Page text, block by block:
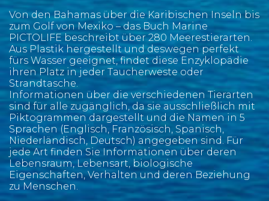
Von den Bahamas über die Karibischen Inseln bis
zum Golf von Mexiko – das Buch Marine
PICTOLIFE beschreibt über 280 Meerestierarten.
Aus Plastik hergestellt und deswegen perfekt
fürs Wasser geeignet, findet diese Enzyklopädie
ihren Platz in jeder Taucherweste oder
Strandtasche.
Informationen über die verschiedenen Tierarten
sind für alle zugänglich, da sie ausschließlich mit
Piktogrammen dargestellt und die Namen in 5
Sprachen (Englisch, Französisch, Spanisch,
Niederländisch, Deutsch) angegeben sind. Für
jede Art finden Sie Informationen über deren
Lebensraum, Lebensart, biologische
Eigenschaften, Verhalten und deren Beziehung
zu Menschen.